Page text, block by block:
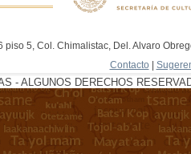
piso 5, Col. Chimalistac, Del. Alvaro
Contacto |
- ALGUNOS DERECHOS